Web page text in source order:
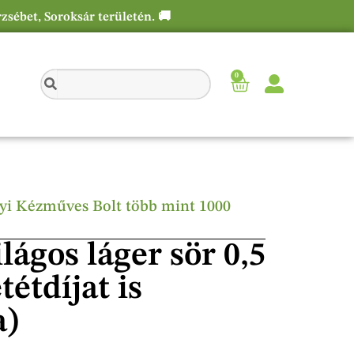
Soroksár területén. 🚚
0
Kézműves Bolt több mint 1000
láger sör 0,5
is